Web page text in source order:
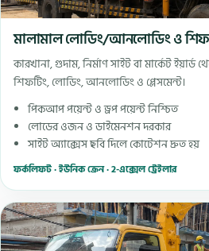
মালামাল লোডিং/আনলোডিং ও
কারখানা, গুদাম, নির্মাণ সাইট বা মার্কেট
শিফটিং, লোডিং, আনলোডিং ও প্লেসমেন্ট।
পিকআপ পয়েন্ট ও ড্রপ পয়েন্ট নিশ্চিত
লোডের ওজন ও ডাইমেনশন দরকার
সাইট অ্যাক্সেস ছবি দিলে কোটেশন দ্রুত হয়
ফর্কলিফট · ইউনিক ক্রেন · 2-এক্সেল ট্রেইলার